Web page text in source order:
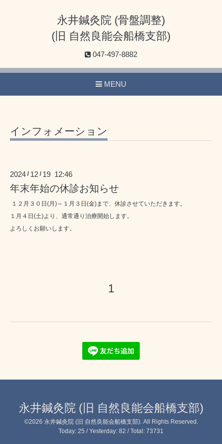
永井鍼灸院 (骨盤調整)
(旧 自然良能会船橋支部)
047-497-8882
MENU
インフォメーション
2024 / 12 / 19 12:46
年末年始の休診お知らせ
１２月３０日(月)～１月３日(金)まで、休診させていただきます。
１月４日(土)より、通常通り治療開始します。
よろしくお願いします。
1
永井鍼灸院 (旧 自然良能会船橋支部)
©2026 永井鍼灸院 (旧 自然良能会船橋支部). All Rights Reserved.
Today: 25 / Yesterday: 82 / Total: 73731